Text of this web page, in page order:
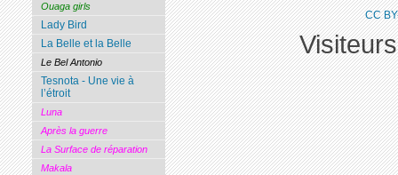
Ouaga girls
Lady Bird
La Belle et la Belle
Le Bel Antonio
Tesnota - Une vie à
l’étroit
Luna
Après la guerre
La Surface de réparation
Makala
CC